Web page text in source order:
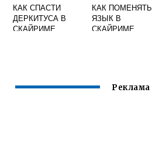
КАК СПАСТИ
ДЕРКИТУСА В
СКАЙРИМЕ
КАК ПОМЕНЯТЬ
ЯЗЫК В
СКАЙРИМЕ
Реклама